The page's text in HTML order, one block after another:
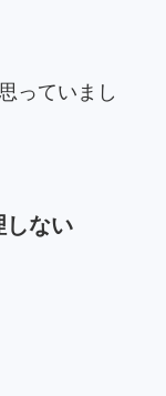
っていまし
ない